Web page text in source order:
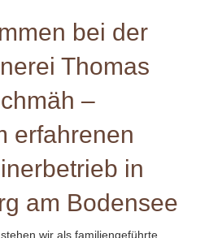
bei der
Thomas
–
erfahrenen
in
am Bodensee
stehen wir als familiengeführte